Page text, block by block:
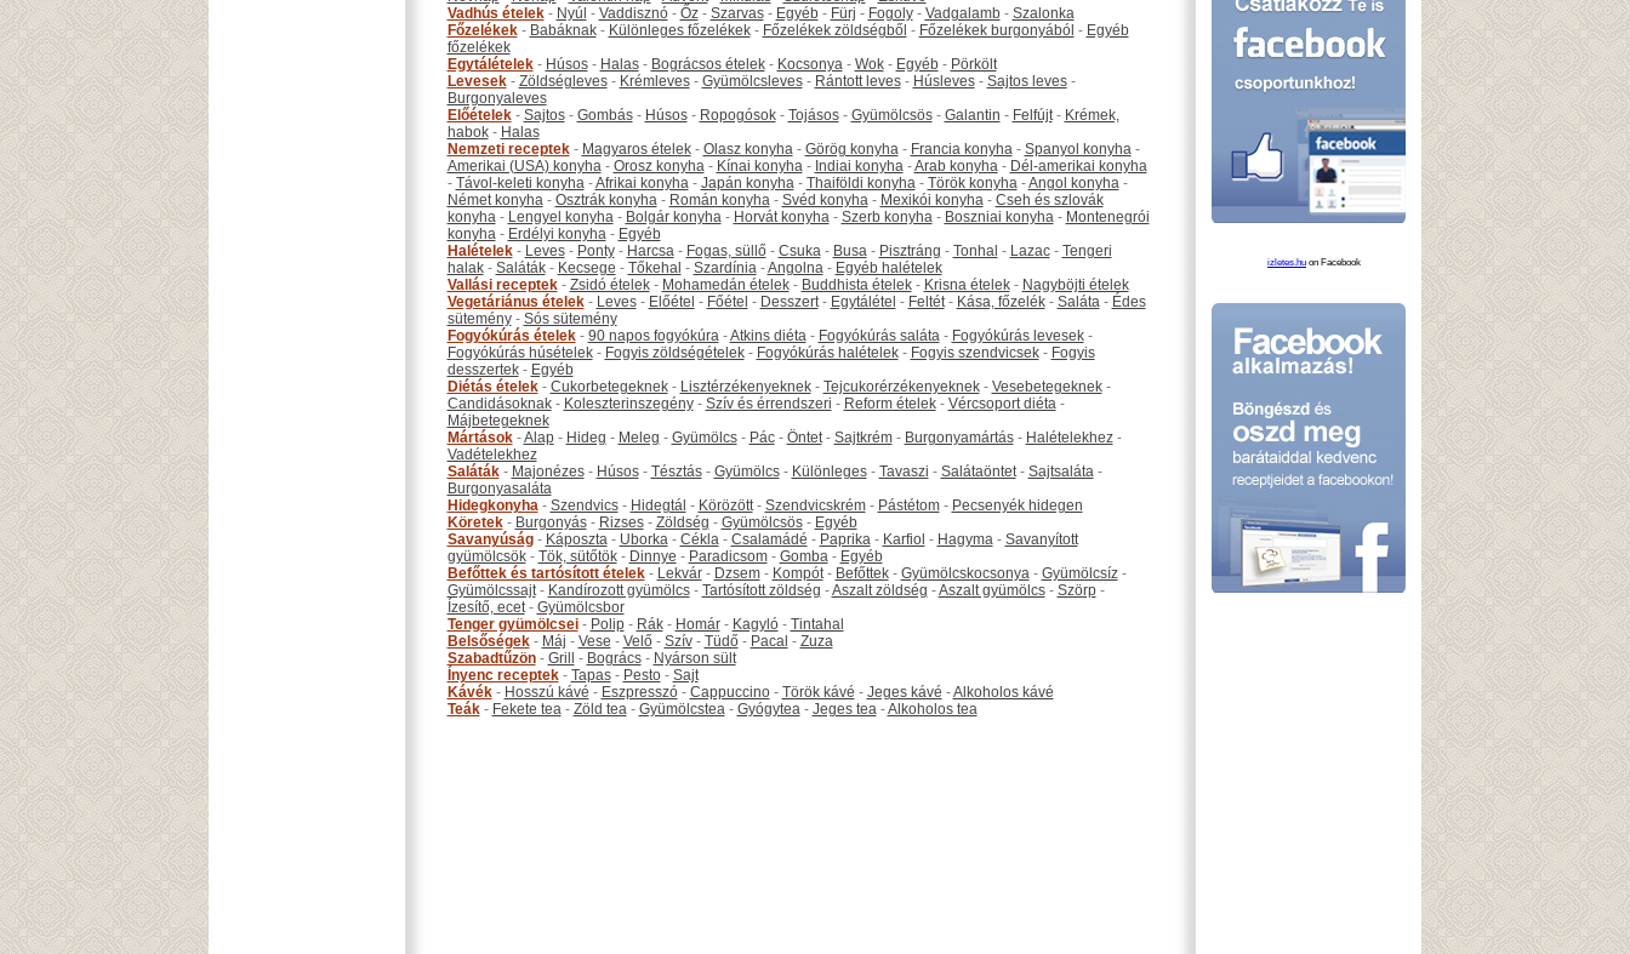
Vadhús ételek- Nyúl - Vaddisznó- Őz- Szarvas- Egyéb- Fürj - Fogoly- Vadgalamb- Szalonka
Főzelékek- Babáknak- Különleges főzelékek- Főzelékek zöldségből - Főzelékek burgonyából - Egyéb
főzelékek
Egytálételek- Húsos- Halas- Bográcsos ételek- Kocsonya- Wok- Egyéb- Pörkölt
Levesek- Zöldségleves- Krémleves- Gyümölcsleves- Rántott leves- Húsleves- Sajtos leves-
Burgonyaleves
Előételek- Sajtos- Gombás- Húsos- Ropogósok- Tojásos- Gyümölcsös- Galantin - Felfújt- Krémek,
habok- Halas
Nemzeti receptek- Magyaros ételek- Olasz konyha- Görög konyha- Francia konyha- Spanyol konyha-
Amerikai (USA) konyha- Orosz konyha- Kínai konyha- Indiai konyha-Arab konyha- Dél-amerikai konyha
- Távol-keleti konyha-Afrikai konyha- Japán konyha- Thaiföldi konyha- Török konyha-Angol konyha-
Német konyha- Osztrák konyha- Román konyha- Svéd konyha- Mexikói konyha- Cseh és szlovák
konyha- Lengyel konyha- Bolgár konyha- Horvát konyha- Szerb konyha- Boszniai konyha- Montenegrói
konyha- Erdélyi konyha- Egyéb
Halételek- Leves- Ponty- Harcsa- Fogas, süllő- Csuka- Busa- Pisztráng - Tonhal - Lazac- Tengeri
halak- Saláták- Kecsege - Tőkehal - Szardínia-Angolna- Egyéb halételek
Vallási receptek- Zsidó ételek- Mohamedán ételek- Buddhista ételek- Krisna ételek- Nagyböjti ételek
Vegetáriánus ételek- Leves- Előétel - Főétel - Desszert- Egytálétel - Feltét- Kása, főzelék- Saláta- Édes
sütemény- Sós sütemény
Fogyókúrás ételek- 90 napos fogyókúra-Atkins diéta- Fogyókúrás saláta- Fogyókúrás levesek-
Fogyókúrás húsételek- Fogyis zöldségételek- Fogyókúrás halételek- Fogyis szendvicsek- Fogyis
desszertek- Egyéb
Diétás ételek- Cukorbetegeknek- Lisztérzékenyeknek- Tejcukorérzékenyeknek- Vesebetegeknek-
Candidásoknak- Koleszterinszegény- Szív és érrendszeri - Reform ételek- Vércsoport diéta-
Májbetegeknek
Mártások-Alap- Hideg - Meleg - Gyümölcs- Pác- Öntet- Sajtkrém- Burgonyamártás- Halételekhez-
Vadételekhez
Saláták- Majonézes- Húsos- Tésztás- Gyümölcs- Különleges- Tavaszi - Salátaöntet- Sajtsaláta-
Burgonyasaláta
Hidegkonyha- Szendvics- Hidegtál - Körözött- Szendvicskrém- Pástétom- Pecsenyék hidegen
Köretek- Burgonyás- Rizses- Zöldség - Gyümölcsös- Egyéb
Savanyúság- Káposzta- Uborka- Cékla- Csalamádé - Paprika- Karfiol - Hagyma- Savanyított
gyümölcsök- Tök, sütőtök- Dinnye - Paradicsom- Gomba- Egyéb
Befőttek és tartósított ételek- Lekvár- Dzsem- Kompót- Befőttek- Gyümölcskocsonya- Gyümölcsíz-
Gyümölcssajt- Kandírozott gyümölcs- Tartósított zöldség -Aszalt zöldség -Aszalt gyümölcs- Szörp-
Ízesítő, ecet- Gyümölcsbor
Tenger gyümölcsei- Polip- Rák- Homár- Kagyló- Tintahal
Belsőségek- Máj - Vese - Velő- Szív- Tüdő- Pacal - Zuza
Szabadtűzön- Grill - Bogrács- Nyárson sült
Ínyenc receptek- Tapas- Pesto- Sajt
Kávék- Hosszú kávé - Eszpresszó- Cappuccino- Török kávé - Jeges kávé -Alkoholos kávé
Teák- Fekete tea- Zöld tea- Gyümölcstea- Gyógytea- Jeges tea-Alkoholos tea
izletes.hu on Facebook